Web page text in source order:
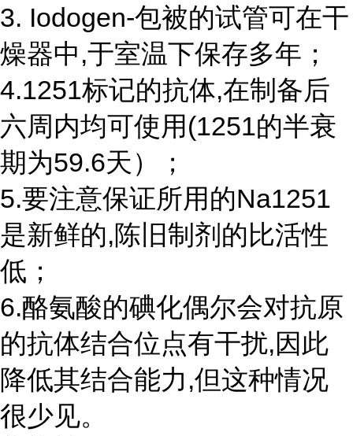
3. Iodogen-包被的试管可在干
燥器中,于室温下保存多年；
4.1251标记的抗体,在制备后
六周内均可使用(1251的半衰
期为59.6天）；
5.要注意保证所用的Na1251
是新鲜的,陈旧制剂的比活性
低；
6.酪氨酸的碘化偶尔会对抗原
的抗体结合位点有干扰,因此
降低其结合能力,但这种情况
很少见。